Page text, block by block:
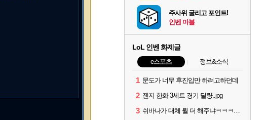
주사위 굴리고 포인트!
인벤 마블
LoL 인벤 화제글
e스포츠 정보&소식
1 문도가 너무 후진입만 하려고하던데
2 젠지 한화 3세트 경기 딜량..jpg
3 쉬바나가 대체 뭘 더 해주냐ㅋㅋㅋㅋㅋㅋ